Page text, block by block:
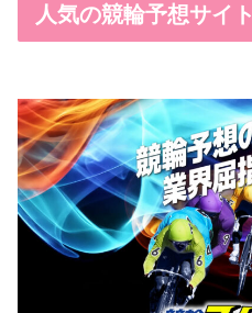
人気の競輪予想サイト